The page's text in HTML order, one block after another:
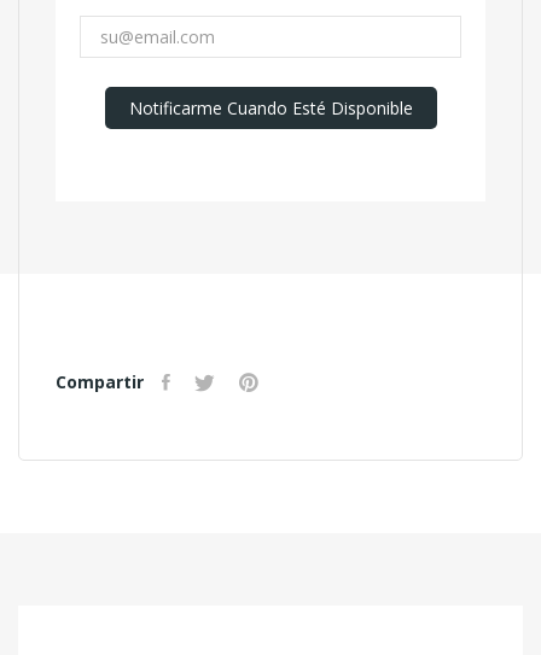
Notificarme Cuando Esté Disponible
Compartir